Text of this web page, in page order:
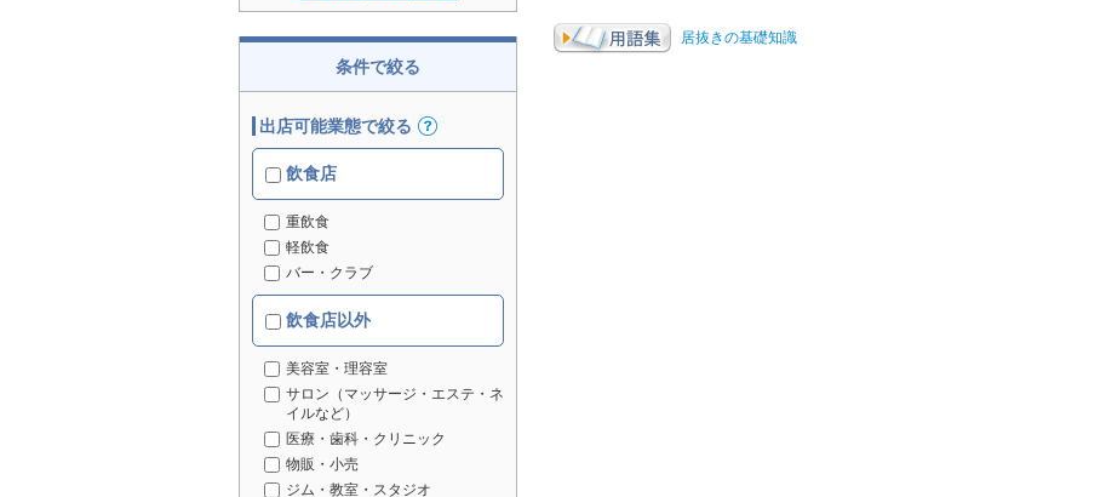
条件で絞る
出店可能業態で絞る
飲食店
重飲食
軽飲食
バー・クラブ
飲食店以外
美容室・理容室
サロン（マッサージ・エステ・ネ
イルなど）
医療・歯科・クリニック
物販・小売
ジム・教室・スタジオ
居抜きの基礎知識